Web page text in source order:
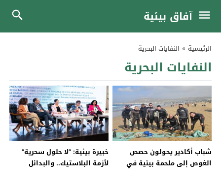
آفاق بيئية
الرئيسية » النفايات البحرية
النفايات البحرية
شباب أكادير يحولون حصص
الغوص إلى ملحمة بيئية في
خبيرة بيئية: “لا حلول سحرية”
لأزمة البلاستيك.. والبدائل